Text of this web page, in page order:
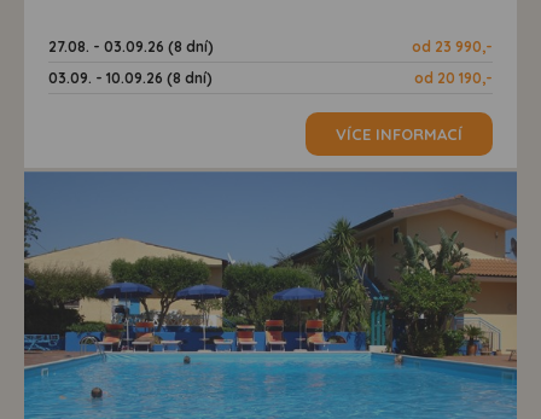
27.08. - 03.09.26 (8 dní)
od 23 990,-
03.09. - 10.09.26 (8 dní)
od 20 190,-
VÍCE INFORMACÍ